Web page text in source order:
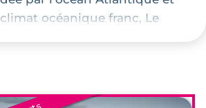
océanique franc, Le
immédiate de la célèbre